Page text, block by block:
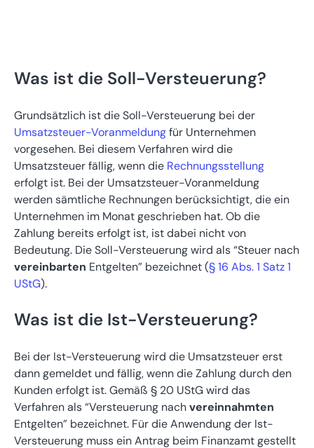
Was ist die Soll-Versteuerung?
Grundsätzlich ist die Soll-Versteuerung bei der
Umsatzsteuer-Voranmeldungfür Unternehmen
vorgesehen. Bei diesem Verfahren wird die
Umsatzsteuer fällig, wenn die Rechnungsstellung
erfolgt ist. Bei der Umsatzsteuer-Voranmeldung
werden sämtliche Rechnungen berücksichtigt, die ein
Unternehmen im Monat geschrieben hat. Ob die
Zahlung bereits erfolgt ist, ist dabei nicht von
Bedeutung. Die Soll-Versteuerung wird als “Steuer nach
vereinbarten Entgelten” bezeichnet (§ 16 Abs. 1 Satz 1
UStG).
Was ist die Ist-Versteuerung?
Bei der Ist-Versteuerung wird die Umsatzsteuer erst
dann gemeldet und fällig, wenn die Zahlung durch den
Kunden erfolgt ist. Gemäß § 20 UStG wird das
Verfahren als “Versteuerung nachvereinnahmten
Entgelten” bezeichnet. Für die Anwendung der Ist-
Versteuerung muss ein Antrag beim Finanzamt gestellt